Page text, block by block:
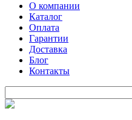
О компании
Каталог
Оплата
Гарантии
Доставка
Блог
Контакты